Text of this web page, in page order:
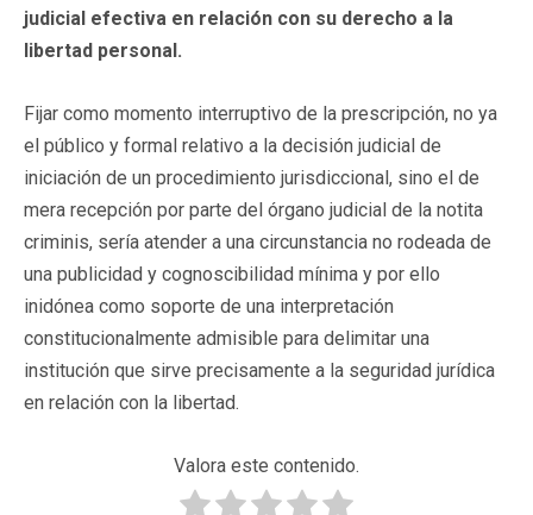
judicial efectiva en relación con su derecho a la
libertad personal.
Fijar como momento interruptivo de la prescripción, no ya
el público y formal relativo a la decisión judicial de
iniciación de un procedimiento jurisdiccional, sino el de
mera recepción por parte del órgano judicial de la notita
criminis, sería atender a una circunstancia no rodeada de
una publicidad y cognoscibilidad mínima y por ello
inidónea como soporte de una interpretación
constitucionalmente admisible para delimitar una
institución que sirve precisamente a la seguridad jurídica
en relación con la libertad.
Valora este contenido.